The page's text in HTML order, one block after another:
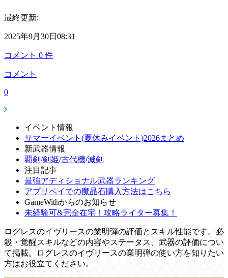
最終更新:
2025年9月30日08:31
コメント 0 件
コメント
0
イベント情報
サマーイベント(夏休みイベント)2026まとめ
新武器情報
覇剣 /剣姫/古代機/滅剣
注目記事
最強アディショナル武器ランキング
アプリペイでの魔晶石購入方法はこちら
GameWithからのお知らせ
未経験可&完全在宅！攻略ライター募集！
ログレスのイヴリースの業明弾の評価とスキル性能です。必
殺・覚醒スキルなどの内容やステータス、武器の評価につい
て掲載。ログレスのイヴリースの業明弾の使い方を知りたい
方はお役立てください。